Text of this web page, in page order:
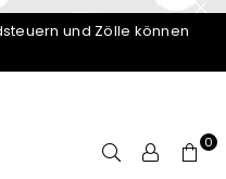
und Zölle können
0